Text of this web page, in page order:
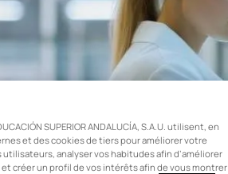
SUPERIOR ANDALUCÍA, S.A.U. utilisent, en
et des cookies de tiers pour améliorer votre
analyser vos habitudes afin d’améliorer
créer un profil de vos intérêts afin de vous montrer